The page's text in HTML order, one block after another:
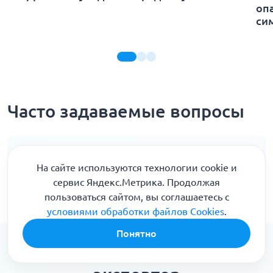
Часто задаваемые вопросы
8 (800) 301-90-04
Анонимно 24/7
Популярные видео от наших
На сайте используются технологии cookie и
сервис Яндекс.Метрика. Продолжая
пользоваться сайтом, вы соглашаетесь с
условиями обработки файлов Cookies.
Понятно